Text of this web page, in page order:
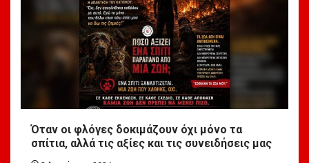
Όταν οι φλόγες δοκιμάζουν όχι μόνο τα
σπίτια, αλλά τις αξίες και τις συνειδήσεις μας